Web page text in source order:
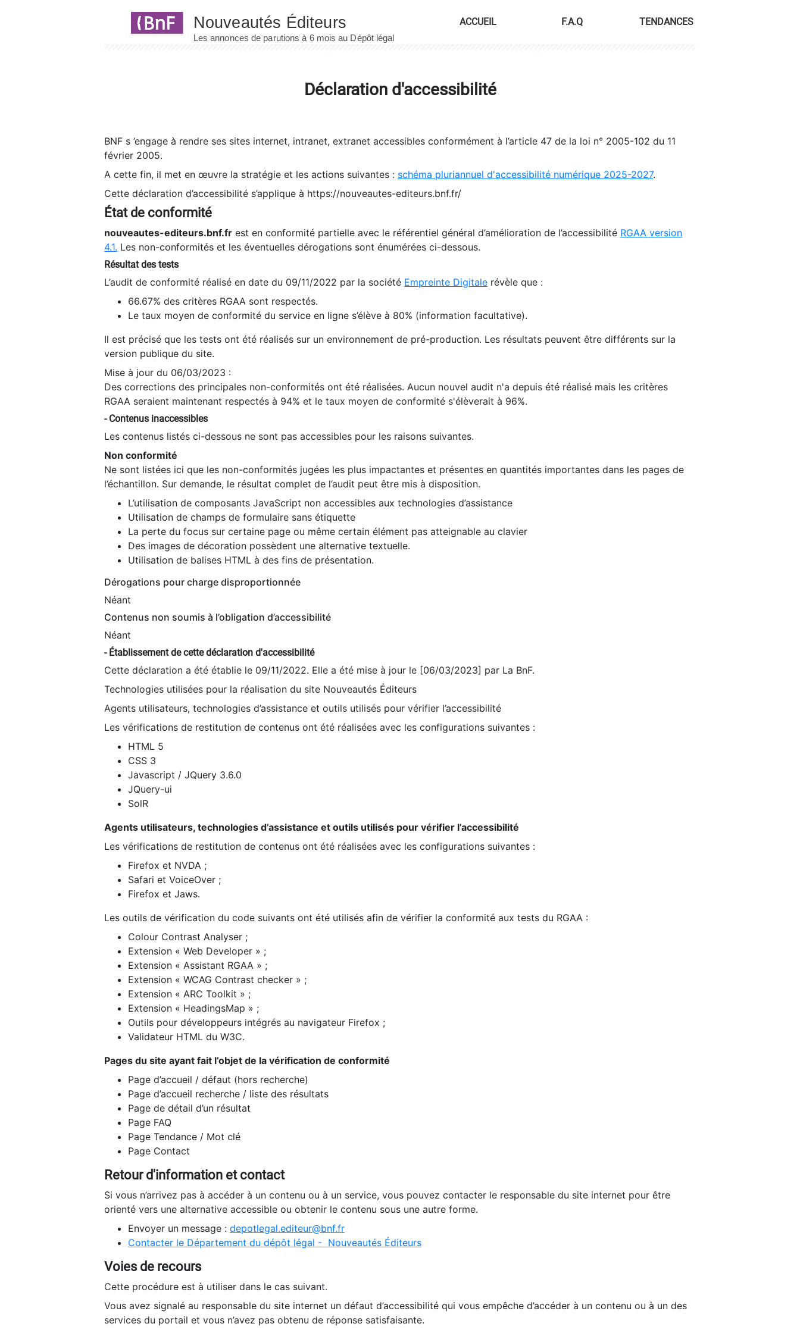
ACCUEIL F.A.Q TENDANCES
Déclaration d'accessibilité
BNF s ’engage à rendre ses sites internet, intranet, extranet accessibles conformément à l’article 47 de la loi n° 2005-102 du 11
février 2005.
A cette fin, il met en œuvre la stratégie et les actions suivantes : schéma pluriannuel d'accessibilité numérique 2025-2027.
Cette déclaration d’accessibilité s’applique à https://nouveautes-editeurs.bnf.fr/
État de conformité
nouveautes-editeurs.bnf.fr est en conformité partielle avec le référentiel général d’amélioration de l’accessibilité RGAA version
4.1. Les non-conformités et les éventuelles dérogations sont énumérées ci-dessous.
Résultat des tests
L’audit de conformité réalisé en date du 09/11/2022 par la société Empreinte Digitale révèle que :
66.67% des critères RGAA sont respectés.
Le taux moyen de conformité du service en ligne s’élève à 80% (information facultative).
Il est précisé que les tests ont été réalisés sur un environnement de pré-production. Les résultats peuvent être différents sur la
version publique du site.
Mise à jour du 06/03/2023 :
Des corrections des principales non-conformités ont été réalisées. Aucun nouvel audit n'a depuis été réalisé mais les critères
RGAA seraient maintenant respectés à 94% et le taux moyen de conformité s'élèverait à 96%.
- Contenus inaccessibles
Les contenus listés ci-dessous ne sont pas accessibles pour les raisons suivantes.
Non conformité
Ne sont listées ici que les non-conformités jugées les plus impactantes et présentes en quantités importantes dans les pages de
l’échantillon. Sur demande, le résultat complet de l’audit peut être mis à disposition.
L’utilisation de composants JavaScript non accessibles aux technologies d’assistance
Utilisation de champs de formulaire sans étiquette
La perte du focus sur certaine page ou même certain élément pas atteignable au clavier
Des images de décoration possèdent une alternative textuelle.
Utilisation de balises HTML à des fins de présentation.
Dérogations pour charge disproportionnée
Néant
Contenus non soumis à l’obligation d’accessibilité
Néant
- Établissement de cette déclaration d'accessibilité
Cette déclaration a été établie le 09/11/2022. Elle a été mise à jour le [06/03/2023] par La BnF.
Technologies utilisées pour la réalisation du site Nouveautés Éditeurs
Agents utilisateurs, technologies d’assistance et outils utilisés pour vérifier l’accessibilité
Les vérifications de restitution de contenus ont été réalisées avec les configurations suivantes :
HTML 5
CSS 3
Javascript / JQuery 3.6.0
JQuery-ui
SolR
Agents utilisateurs, technologies d’assistance et outils utilisés pour vérifier l’accessibilité
Les vérifications de restitution de contenus ont été réalisées avec les configurations suivantes :
Firefox et NVDA ;
Safari et VoiceOver ;
Firefox et Jaws.
Les outils de vérification du code suivants ont été utilisés afin de vérifier la conformité aux tests du RGAA :
Colour Contrast Analyser ;
Extension « Web Developer » ;
Extension « Assistant RGAA » ;
Extension « WCAG Contrast checker » ;
Extension « ARC Toolkit » ;
Extension « HeadingsMap » ;
Outils pour développeurs intégrés au navigateur Firefox ;
Validateur HTML du W3C.
Pages du site ayant fait l’objet de la vérification de conformité
Page d’accueil / défaut (hors recherche)
Page d’accueil recherche / liste des résultats
Page de détail d’un résultat
Page FAQ
Page Tendance / Mot clé
Page Contact
Retour d'information et contact
Si vous n’arrivez pas à accéder à un contenu ou à un service, vous pouvez contacter le responsable du site internet pour être
orienté vers une alternative accessible ou obtenir le contenu sous une autre forme.
Envoyer un message : depotlegal.editeur@bnf.fr
Contacter le Département du dépôt légal - Nouveautés Éditeurs
Voies de recours
Cette procédure est à utiliser dans le cas suivant.
Vous avez signalé au responsable du site internet un défaut d’accessibilité qui vous empêche d’accéder à un contenu ou à un des
services du portail et vous n’avez pas obtenu de réponse satisfaisante.